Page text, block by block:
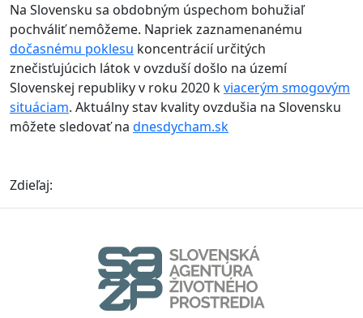
Na Slovensku sa obdobným úspechom bohužiaľ
pochváliť nemôžeme. Napriek zaznamenanému
dočasnému poklesu koncentrácií určitých
znečisťujúcich látok v ovzduší došlo na území
Slovenskej republiky v roku 2020 kviacerým smogovým
situáciam. Aktuálny stav kvality ovzdušia na Slovensku
môžete sledovať na dnesdycham.sk
Zdieľaj: